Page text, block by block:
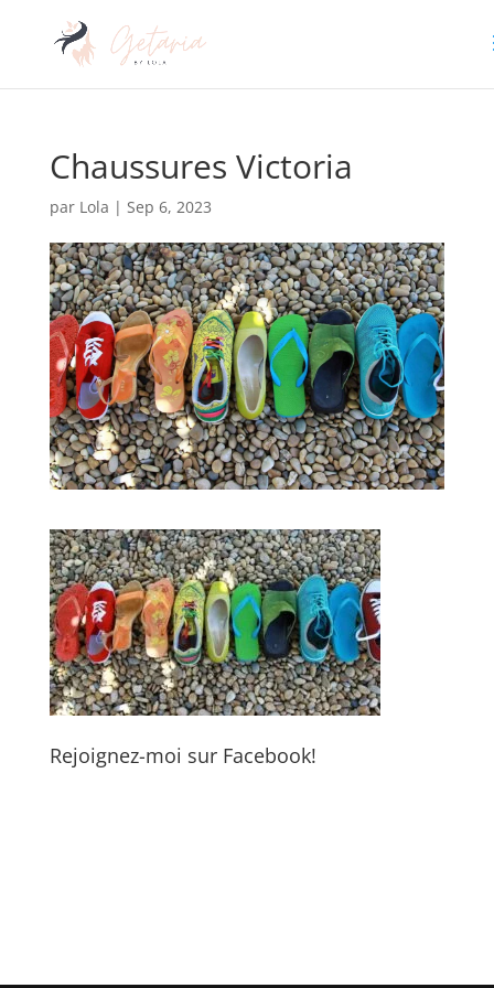
Chaussures Victoria
par Lola | Sep 6, 2023
Rejoignez-moi sur Facebook!